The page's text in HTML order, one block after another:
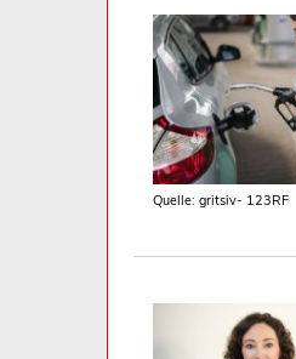
Quelle: gritsiv- 123RF